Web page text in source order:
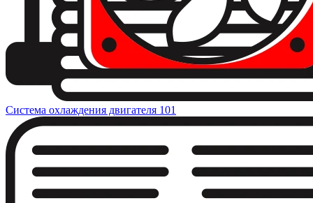
Система охлаждения двигателя 101